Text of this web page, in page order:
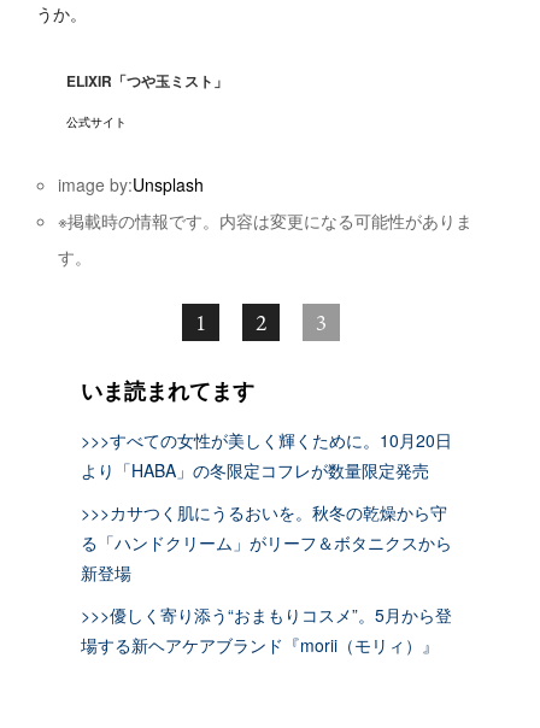
うか。
ELIXIR「つや玉ミスト」
公式サイト
image by:Unsplash
※掲載時の情報です。内容は変更になる可能性がありま
す。
1 2 3
いま読まれてます
>>>すべての女性が美しく輝くために。10月20日
より「HABA」の冬限定コフレが数量限定発売
>>>カサつく肌にうるおいを。秋冬の乾燥から守
る「ハンドクリーム」がリーフ＆ボタニクスから
新登場
>>>優しく寄り添う“おまもりコスメ”。5月から登
場する新ヘアケアブランド『morii（モリィ）』